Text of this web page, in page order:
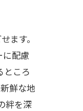
ます。
配慮
ところ
鮮な地
絆を深